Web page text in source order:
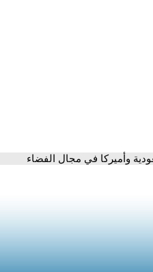
وأميركا في مجال الفضاء